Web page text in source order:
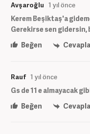
Avşaroğlu 1 yıl önce
Kerem Beşiktaş'a
Gerekirse sen gidersin,
Beğen
Cevapla
Rauf 1 yıl önce
Gs de 11 e almayacak
Beğen
Cevapla